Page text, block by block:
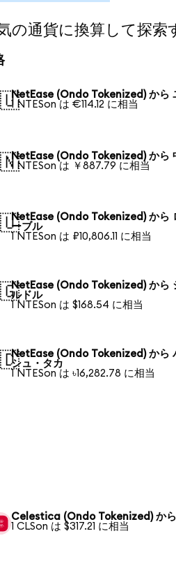
通貨に換算して探索
NetEase (Ondo Tokenized) から
1 NTESon は €114.12 に相当
NetEase (Ondo Tokenized) から
1 NTESon は ￥887.79 に相当
NetEase (Ondo Tokenized) から
ーブル
1 NTESon は ₽10,806.11 に相当
NetEase (Ondo Tokenized) から
ルドル
1 NTESon は $168.54 に相当
NetEase (Ondo Tokenized) から
シュ・タカ
1 NTESon は ৳16,282.78 に相当
Celestica (Ondo Tokenized) か
1 CLSon は $317.21 に相当